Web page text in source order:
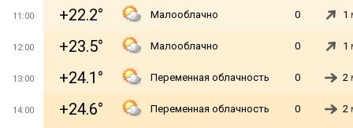
11:00 +22.2° Малооблачно 0 1
12:00 +23.5° Малооблачно 0 1
13:00 +24.1° Переменная облачность 0 2
14:00 +24.6° Переменная облачность 0 2